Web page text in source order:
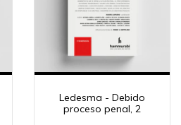
Ledesma - Debido
proceso penal, 2